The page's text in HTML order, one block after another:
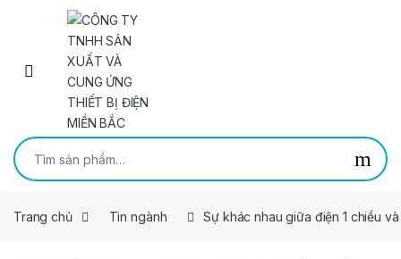
Skip to navigation
Skip to content
Tìm kiếm:
Trang chủ Tin ngành Sự khác nhau giữa điện 1 chiều